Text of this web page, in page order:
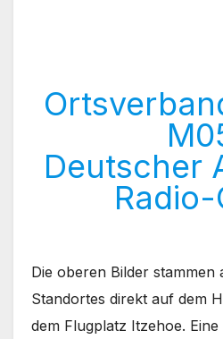
Deutscher
Die oberen Bilder stammen
Standortes direkt auf dem
dem Flugplatz Itzehoe.